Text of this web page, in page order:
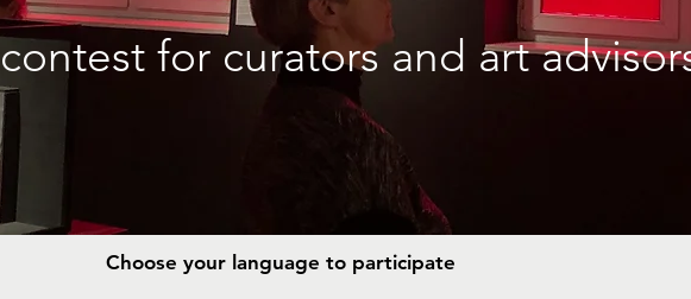
for curators and art
Choose your language to participate